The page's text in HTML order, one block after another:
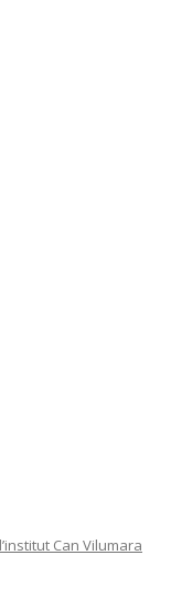
Can Vilumara